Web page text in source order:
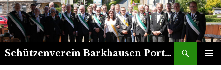
Schützenverein Barkhausen Porta 1899 e.V.
Suchen